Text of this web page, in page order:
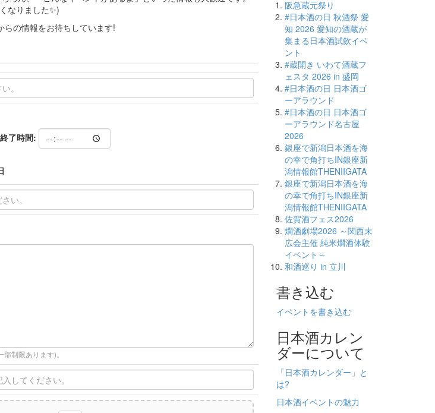
なりました✨)
の情報をお待ちしています!
終了時間:
制限あります)。
阪急蔵元祭り
#日本酒の日 秋酒祭 愛
知 2026 愛知の酒蔵が
集まる日本酒試飲イベ
ント
#蔵開き いわて酒蔵フ
ェスタ 2026 in 盛岡
#日本酒の日 日本酒ゴ
ーアラウンド
#日本酒の日 日本酒ゴ
ーアラウンド名古屋
2026
銀座で新潟日本酒を海
の幸で角打ちIN銀座新
潟情報館THENIIGATA
銀座で新潟日本酒を海
の幸で角打ちIN銀座新
潟情報館THENIIGATA
佐賀酒フェス2026
燗酒劇場2026 ～関西末
広会主催 純米燗酒体験
イベント～
和酒巡り in 立川
書き込む
イベントを書き込む
日本酒カレン
ダーについて
「日本酒カレンダー」と
は?
日本酒イベントの魅力